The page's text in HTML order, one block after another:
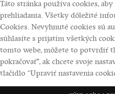
Táto stránka používa cookies,
prehliadania. Všetky dôležité
Cookies. Nevyhnuté cookies sú
súhlasíte s prijatím všetkých
tomto webe, môžete to potvrdiť
pokračovať", ak chcete svoje
tlačidlo “Upraviť nastavenia